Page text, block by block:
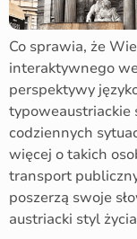
Co sprawia, że
interaktywnego
perspektywy
typoweaustriackie
codziennych
więcej o takich
transport
poszerzą swoje
austriacki styl